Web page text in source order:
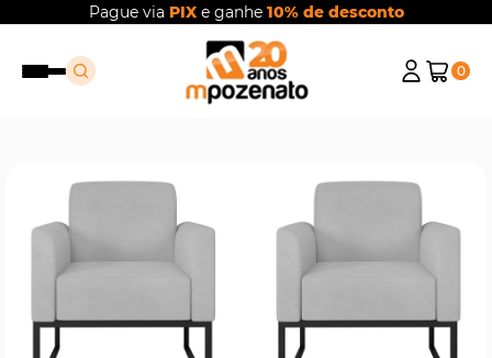
Pague via PIXe ganhe 10% de desconto
0